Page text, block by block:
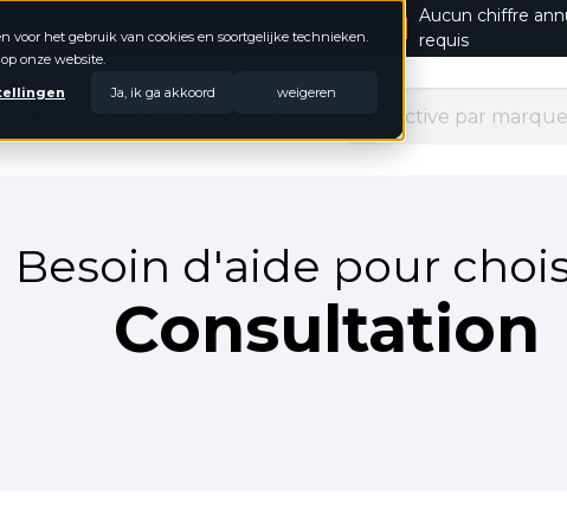
voor het gebruik van cookies en soortgelijke technieken.
onze website.
Ja, ik ga akkoord weigeren
remboursement
Aucun chiffre
requis
Besoin d'aide pour
Consultation